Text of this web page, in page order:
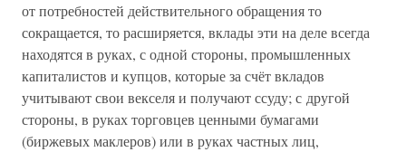
от потребностей действительного обращения то
сокращается, то расширяется, вклады эти на деле всегда
находятся в руках, с одной стороны, промышленных
капиталистов и купцов, которые за счёт вкладов
учитывают свои векселя и получают ссуду; с другой
стороны, в руках торговцев ценными бумагами
(биржевых маклеров) или в руках частных лиц,